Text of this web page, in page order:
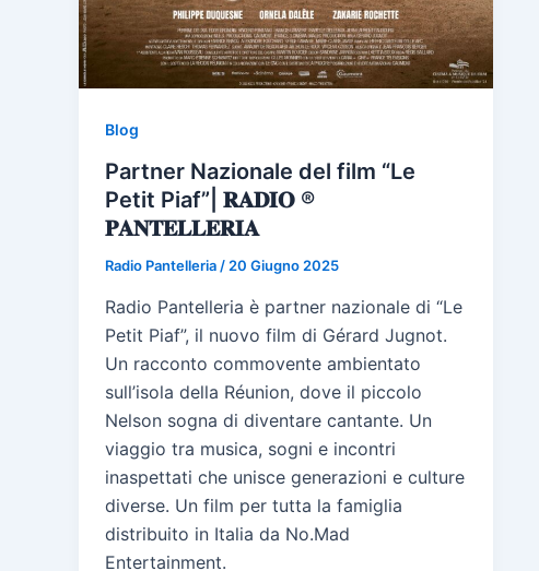
Blog
Partner Nazionale del film “Le
Petit Piaf”| 𝐑𝐀𝐃𝐈𝐎 ®
𝐏𝐀𝐍𝐓𝐄𝐋𝐋𝐄𝐑𝐈𝐀
Radio Pantelleria / 20 Giugno 2025
Radio Pantelleria è partner nazionale di “Le
Petit Piaf”, il nuovo film di Gérard Jugnot.
Un racconto commovente ambientato
sull’isola della Réunion, dove il piccolo
Nelson sogna di diventare cantante. Un
viaggio tra musica, sogni e incontri
inaspettati che unisce generazioni e culture
diverse. Un film per tutta la famiglia
distribuito in Italia da No.Mad
Entertainment.